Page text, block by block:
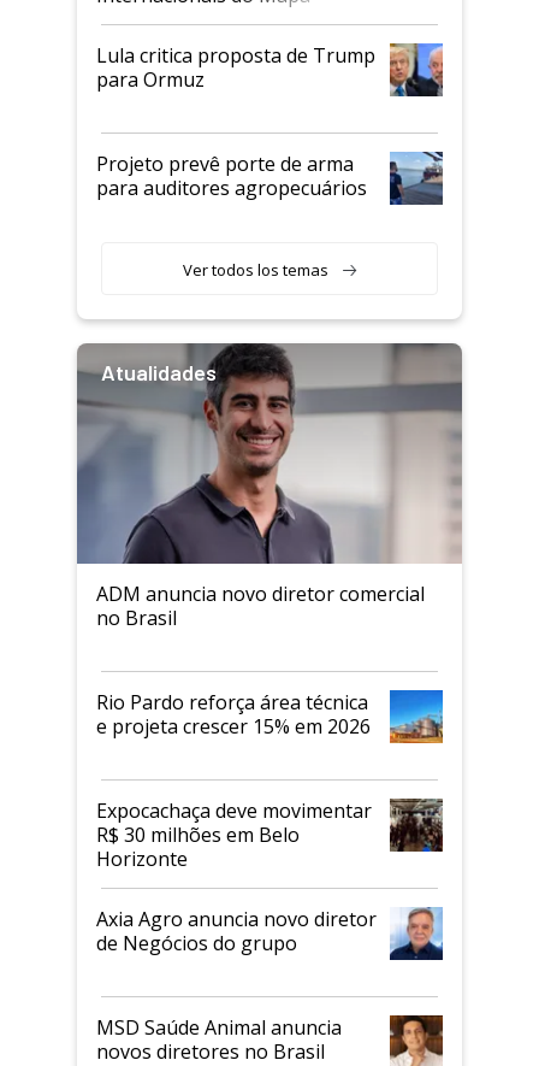
Lula critica proposta de Trump
para Ormuz
Projeto prevê porte de arma
para auditores agropecuários
Ver todos los temas
Atualidades
ADM anuncia novo diretor comercial
no Brasil
Rio Pardo reforça área técnica
e projeta crescer 15% em 2026
Expocachaça deve movimentar
R$ 30 milhões em Belo
Horizonte
Axia Agro anuncia novo diretor
de Negócios do grupo
MSD Saúde Animal anuncia
novos diretores no Brasil